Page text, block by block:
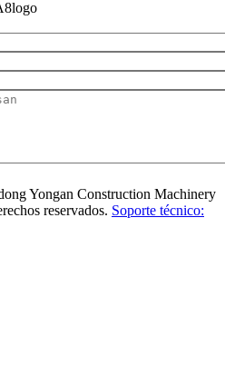
Yongan Construction Machinery
reservados. Soporte técnico: